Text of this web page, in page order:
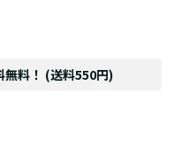
料！ (送料550円)